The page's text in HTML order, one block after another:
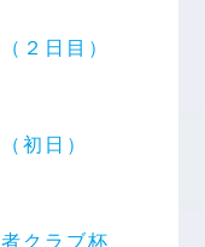
２日目）
初日）
クラブ杯